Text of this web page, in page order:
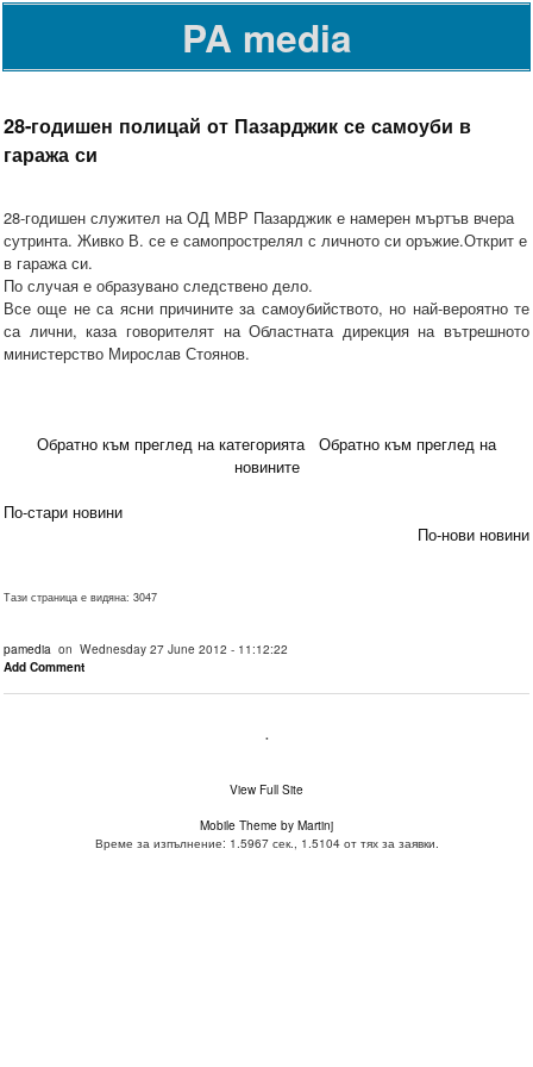
PA media
28-годишен полицай от Пазарджик се самоуби в
гаража си
28-годишен служител на ОД МВР Пазарджик е намерен мъртъв вчера
сутринта. Живко В. се е самопрострелял с личното си оръжие.Открит е
в гаража си.
По случая е образувано следствено дело.
Все още не са ясни причините за самоубийството, но най-вероятно те
са лични, каза говорителят на Областната дирекция на вътрешното
министерство Мирослав Стоянов.
Обратно към преглед на категорията
Обратно към преглед на
новините
По-стари новини
По-нови новини
Тази страница е видяна: 3047
pamedia on Wednesday 27 June 2012 - 11:12:22
Add Comment
.
View Full Site
Mobile Theme by Martinj
Време за изпълнение: 1.5967 сек., 1.5104 от тях за заявки.